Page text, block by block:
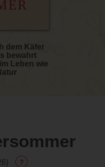
dem Käfer
bewahrt
Leben wie
) ?